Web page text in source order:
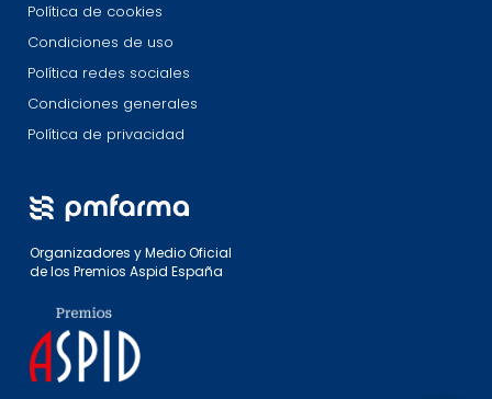
Política de cookies
Condiciones de uso
Política redes sociales
Condiciones generales
Política de privacidad
Organizadores y Medio Oficial
de los Premios Aspid España